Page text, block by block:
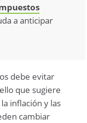
a anticipar
debe evitar
que sugiere
inflación y las
cambiar